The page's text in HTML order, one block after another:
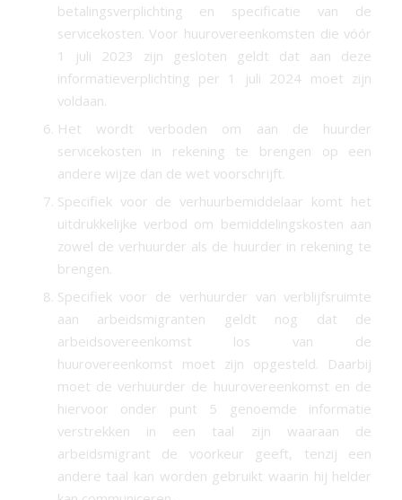
betalingsverplichting en specificatie van de
servicekosten. Voor huurovereenkomsten die vóór
1 juli 2023 zijn gesloten geldt dat aan deze
informatieverplichting per 1 juli 2024 moet zijn
voldaan.
Het wordt verboden om aan de huurder
servicekosten in rekening te brengen op een
andere wijze dan de wet voorschrijft.
Specifiek voor de verhuurbemiddelaar komt het
uitdrukkelijke verbod om bemiddelingskosten aan
zowel de verhuurder als de huurder in rekening te
brengen.
Specifiek voor de verhuurder van verblijfsruimte
aan arbeidsmigranten geldt nog dat de
arbeidsovereenkomst los van de
huurovereenkomst moet zijn opgesteld. Daarbij
moet de verhuurder de huurovereenkomst en de
hiervoor onder punt 5 genoemde informatie
verstrekken in een taal zijn waaraan de
arbeidsmigrant de voorkeur geeft, tenzij een
andere taal kan worden gebruikt waarin hij helder